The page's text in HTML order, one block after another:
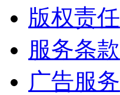
版权责任
服务条款
广告服务